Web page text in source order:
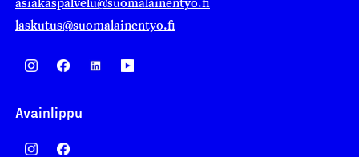
laskutus@suomalainentyo.fi
Avainlippu